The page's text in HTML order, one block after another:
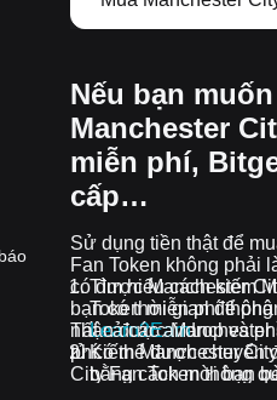
Nếu bạn
Manchester
miễn phí,
cấp…
Sử dụng tiền thật để
Fan Token không phải
có được Manchester
bạn có thời gian để
nhận được Manchester
phí.
Tìm hiểu cách kiếm
Token miễn phí
Learn2Earn
Kiếm Manchester
bằng cách mời bạn
Tất cả các airdrop và
tử có thể được chuyển
City Fan Token thông